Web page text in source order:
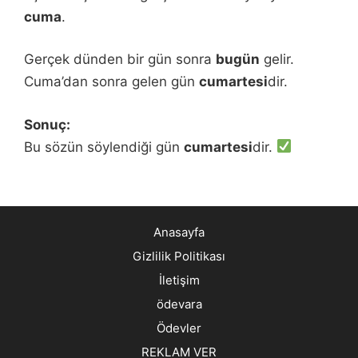
cuma.
Gerçek dünden bir gün sonra bugün gelir.
Cuma’dan sonra gelen gün cumartesidir.
Sonuç:
Bu sözün söylendiği gün cumartesidir.
Anasayfa
Gizlilik Politikası
İletişim
ödevara
Ödevler
REKLAM VER